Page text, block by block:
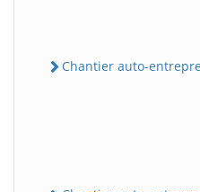
Chantier auto-